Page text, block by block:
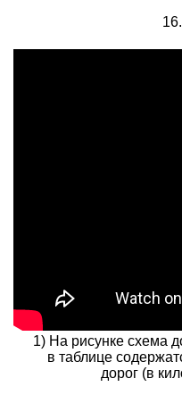
16
1) На рисунке схема
в таблице
дорог (в